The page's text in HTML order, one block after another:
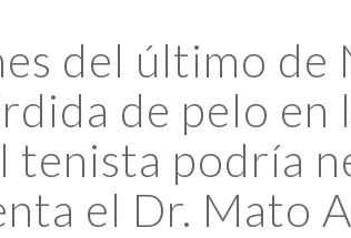
del último
de pelo en
tenista podría
el Dr. Mato